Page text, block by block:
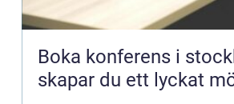
Boka konferens i
skapar du ett lyckat